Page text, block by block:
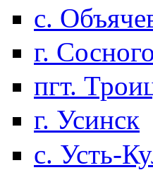
с.
г.
пгт.
г. Усинск
с. Усть-